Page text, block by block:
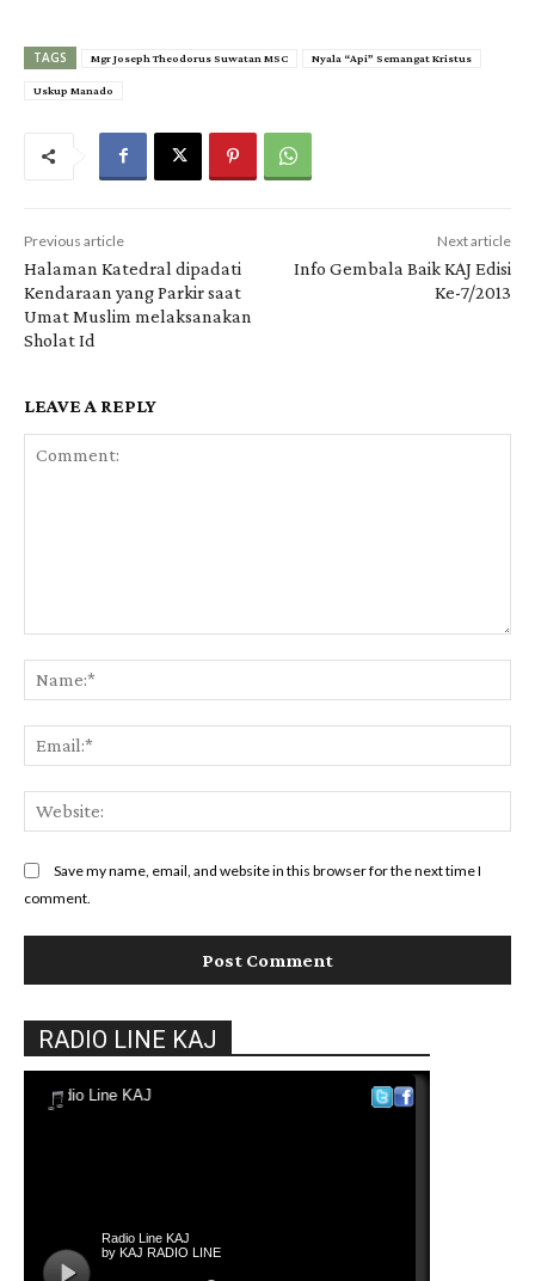
TAGS Mgr Joseph Theodorus Suwatan MSC Nyala “Api” Semangat Kristus
Uskup Manado
Previous article
Halaman Katedral dipadati
Kendaraan yang Parkir saat
Umat Muslim melaksanakan
Sholat Id
Next article
Info Gembala Baik KAJ Edisi
Ke-7/2013
LEAVE A REPLY
Save my name, email, and website in this browser for the next time I
comment.
RADIO LINE KAJ